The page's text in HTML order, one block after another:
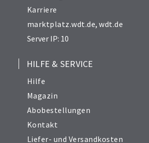
Karriere
marktplatz.wdt.de,wdt.de
Server IP: 10
HILFE & SERVICE
Hilfe
Magazin
Abobestellungen
Kontakt
Liefer- und Versandkosten